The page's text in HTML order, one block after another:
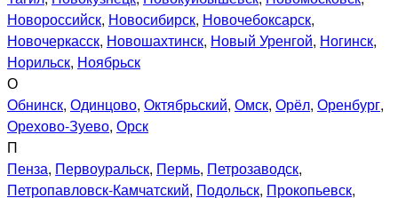
Новороссийск, Новосибирск, Новочебоксарск,
Новочеркасск, Новошахтинск, Новый Уренгой, Ногинск,
Норильск, Ноябрьск
О
Обнинск, Одинцово, Октябрьский, Омск, Орёл, Оренбург,
Орехово-Зуево, Орск
П
Пенза, Первоуральск, Пермь, Петрозаводск,
Петропавловск-Камчатский, Подольск, Прокопьевск,